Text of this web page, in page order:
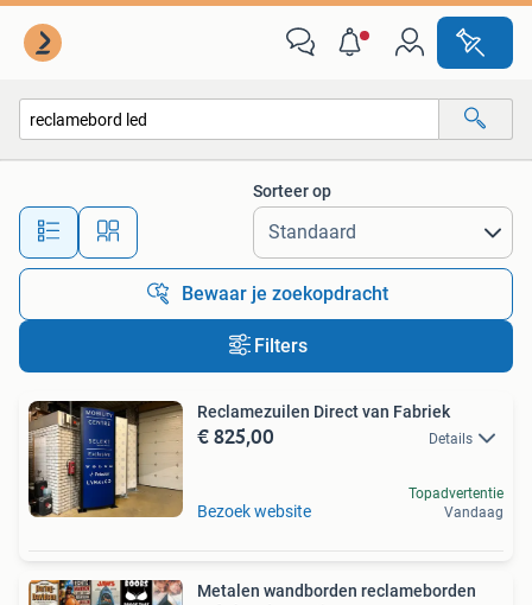
Alle afstanden…
Sorteer op
Bewaar je zoekopdracht
Filters
Reclamezuilen Direct van Fabriek
€ 825,00 Details
Bezoek website
Topadvertentie
Vandaag
Metalen wandborden reclameborden